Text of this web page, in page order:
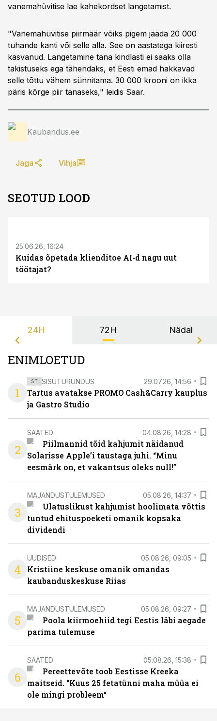
vanemahüvitise lae kahekordset langetamist.
"Vanemahüvitise piirmäär võiks pigem jääda 20 000
tuhande kanti või selle alla. See on aastatega kiiresti
kasvanud. Langetamine täna kindlasti ei saaks olla
takistuseks ega tähendaks, et Eesti emad hakkavad
selle tõttu vähem sünnitama. 30 000 krooni on ikka
päris kõrge piir tänaseks," leidis Saar.
Kaubandus.ee
Jaga Vihja
SEOTUD LOOD
25.06.26, 16:24
Kuidas õpetada klienditoe AI-d nagu uut
töötajat?
24H 72H Nädal
ENIMLOETUD
1
ST SISUTURUNDUS 29.07.26, 14:56
Tartus avatakse PROMO Cash&Carry kauplus
ja Gastro Studio
2
SAATED 04.08.26, 14:28
Piilmannid tõid kahjumit näidanud
Solarisse Apple’i taustaga juhi. “Minu
eesmärk on, et vakantsus oleks null!”
3
MAJANDUSTULEMUSED 05.08.26, 14:37
Ulatuslikust kahjumist hoolimata võttis
tuntud ehituspoeketi omanik kopsaka
dividendi
4
UUDISED 05.08.26, 09:05
Kristiine keskuse omanik omandas
kaubanduskeskuse Riias
5
MAJANDUSTULEMUSED 05.08.26, 09:27
Poola kiirmoehiid tegi Eestis läbi aegade
parima tulemuse
6
SAATED 05.08.26, 15:38
Pereettevõte toob Eestisse Kreeka
maitseid. “Kuus 25 fetatünni maha müüa ei
ole mingi probleem“